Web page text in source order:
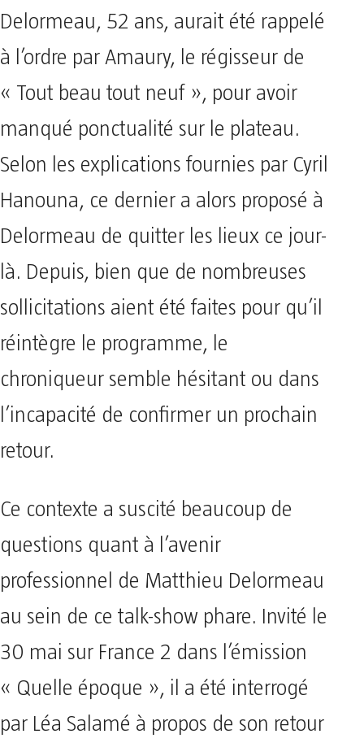
Delormeau, 52 ans, aurait été rappelé
à l’ordre par Amaury, le régisseur de
« Tout beau tout neuf », pour avoir
manqué ponctualité sur le plateau.
Selon les explications fournies par Cyril
Hanouna, ce dernier a alors proposé à
Delormeau de quitter les lieux ce jour-
là. Depuis, bien que de nombreuses
sollicitations aient été faites pour qu’il
réintègre le programme, le
chroniqueur semble hésitant ou dans
l’incapacité de confirmer un prochain
retour.
Ce contexte a suscité beaucoup de
questions quant à l’avenir
professionnel de Matthieu Delormeau
au sein de ce talk-show phare. Invité le
30 mai sur France 2 dans l’émission
« Quelle époque », il a été interrogé
par Léa Salamé à propos de son retour